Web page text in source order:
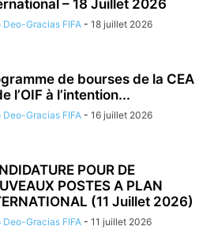
– 18 Juillet 2026
Deo-Gracias FIFA - 18 juillet 2026
de bourses de la CEA
l’OIF à l’intention...
Deo-Gracias FIFA - 16 juillet 2026
POUR DE
POSTES A PLAN
(11 Juillet 2026)
Deo-Gracias FIFA - 11 juillet 2026